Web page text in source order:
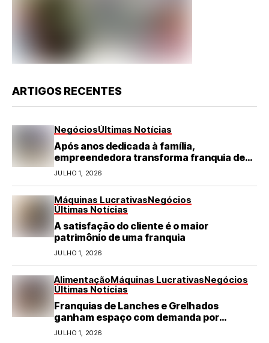
ARTIGOS RECENTES
NegóciosÚltimas Notícias
Após anos dedicada à família,
empreendedora transforma franquia de
turismo em negócio de destaque no RN
JULHO 1, 2026
Máquinas LucrativasNegócios
Últimas Notícias
A satisfação do cliente é o maior
patrimônio de uma franquia
JULHO 1, 2026
AlimentaçãoMáquinas LucrativasNegócios
Últimas Notícias
Franquias de Lanches e Grelhados
ganham espaço com demanda por
refeições rápidas e de qualidade
JULHO 1, 2026